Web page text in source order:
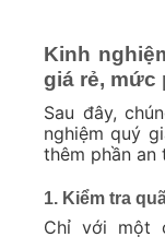
Kinh
giá rẻ, mức
Sau đây,
nghiệm quý
thêm phần an
1. Kiểm tra
Chỉ với một